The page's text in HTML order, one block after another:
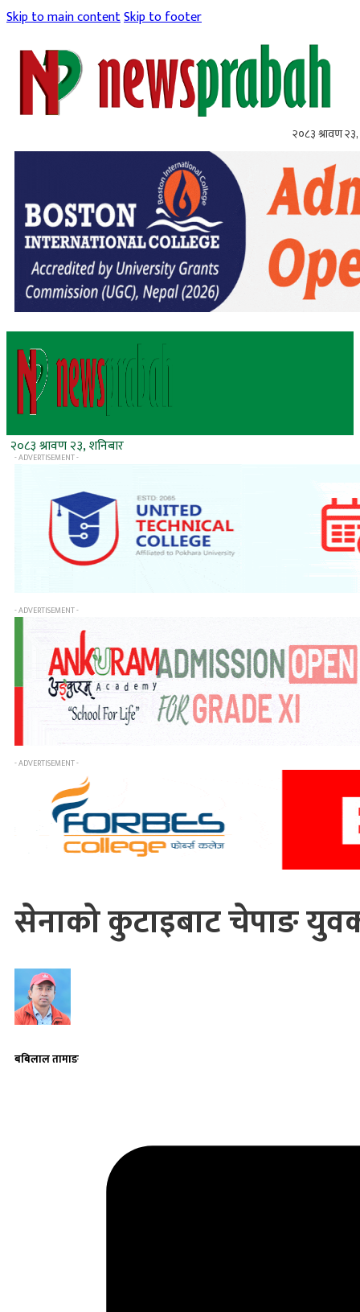
Skip to main contentSkip to footer
२०८३ श्रावण २३,
२०८३ श्रावण २३, शनिबार
- ADVERTISEMENT -
- ADVERTISEMENT -
- ADVERTISEMENT -
सेनाको कुटाइबाट चेपाङ
बबिलाल तामाङ